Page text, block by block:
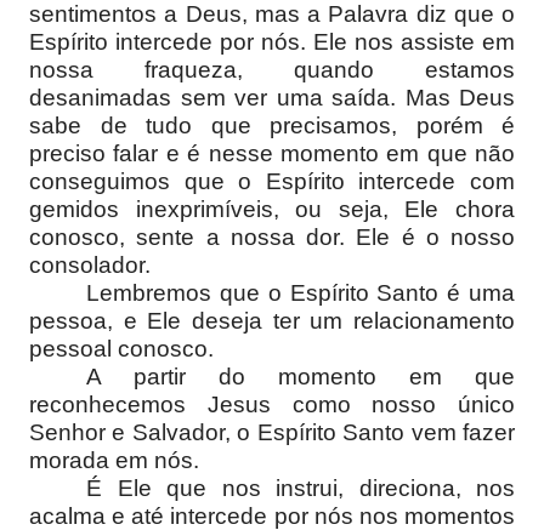
sentimentos a Deus, mas a Palavra diz que o
Espírito intercede por nós. Ele nos assiste em
nossa fraqueza, quando estamos
desanimadas sem ver uma saída. Mas Deus
sabe de tudo que precisamos, porém é
preciso falar e é nesse momento em que não
conseguimos que o Espírito intercede com
gemidos inexprimíveis, ou seja, Ele chora
conosco, sente a nossa dor. Ele é o nosso
consolador.
Lembremos que o Espírito Santo é uma
pessoa, e Ele deseja ter um relacionamento
pessoal conosco.
A partir do momento em que
reconhecemos Jesus como nosso único
Senhor e Salvador, o Espírito Santo vem fazer
morada em nós.
É Ele que nos instrui, direciona, nos
acalma e até intercede por nós nos momentos